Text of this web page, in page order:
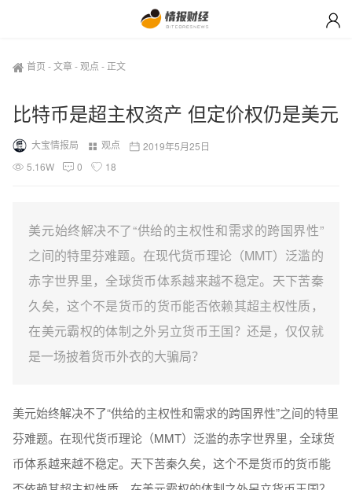
首页 -文章-观点 - 正文
比特币是超主权资产 但定价权仍是美元
大宝情报局 观点
2019年5月25日
5.16W
0 18
美元始终解决不了“供给的主权性和需求的跨国界性”
之间的特里芬难题。在现代货币理论（MMT）泛滥的
赤字世界里，全球货币体系越来越不稳定。天下苦秦
久矣，这个不是货币的货币能否依赖其超主权性质，
在美元霸权的体制之外另立货币王国？还是，仅仅就
是一场披着货币外衣的大骗局？
美元始终解决不了“供给的主权性和需求的跨国界性”之间的特里
芬难题。在现代货币理论（MMT）泛滥的赤字世界里，全球货
币体系越来越不稳定。天下苦秦久矣，这个不是货币的货币能